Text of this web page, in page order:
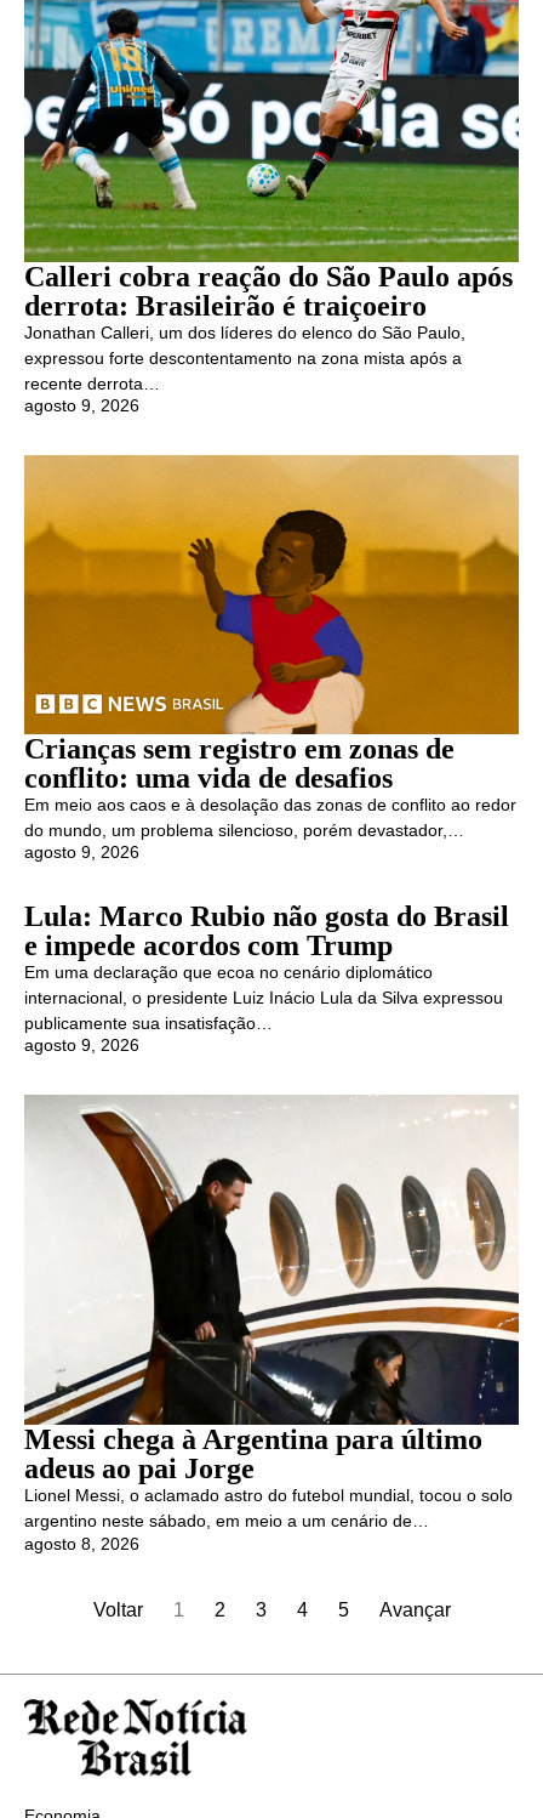
Calleri cobra reação do São Paulo após
derrota: Brasileirão é traiçoeiro
Jonathan Calleri, um dos líderes do elenco do São Paulo,
expressou forte descontentamento na zona mista após a
recente derrota…
agosto 9, 2026
Crianças sem registro em zonas de
conflito: uma vida de desafios
Em meio aos caos e à desolação das zonas de conflito ao redor
do mundo, um problema silencioso, porém devastador,…
agosto 9, 2026
Lula: Marco Rubio não gosta do Brasil
e impede acordos com Trump
Em uma declaração que ecoa no cenário diplomático
internacional, o presidente Luiz Inácio Lula da Silva expressou
publicamente sua insatisfação…
agosto 9, 2026
Messi chega à Argentina para último
adeus ao pai Jorge
Lionel Messi, o aclamado astro do futebol mundial, tocou o solo
argentino neste sábado, em meio a um cenário de…
agosto 8, 2026
Voltar 1 2 3 4 5 Avançar